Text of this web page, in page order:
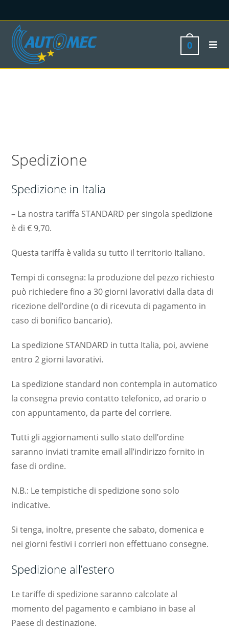
0
Spedizione
Spedizione in Italia
– La nostra tariffa STANDARD per singola spedizione
è di € 9,70.
Questa tariffa è valida su tutto il territorio Italiano.
Tempi di consegna: la produzione del pezzo richiesto
può richiedere fino a 30 giorni lavorativi dalla data di
ricezione dell’ordine (o di ricevuta di pagamento in
caso di bonifico bancario).
La spedizione STANDARD in tutta Italia, poi, avviene
entro 2 giorni lavorativi.
La spedizione standard non contempla in automatico
la consegna previo contatto telefonico, ad orario o
con appuntamento, da parte del corriere.
Tutti gli aggiornamenti sullo stato dell’ordine
saranno inviati tramite email all’indirizzo fornito in
fase di ordine.
N.B.: Le tempistiche di spedizione sono solo
indicative.
Si tenga, inoltre, presente che sabato, domenica e
nei giorni festivi i corrieri non effettuano consegne.
Spedizione all’estero
Le tariffe di spedizione saranno calcolate al
momento del pagamento e cambiano in base al
Paese di destinazione.